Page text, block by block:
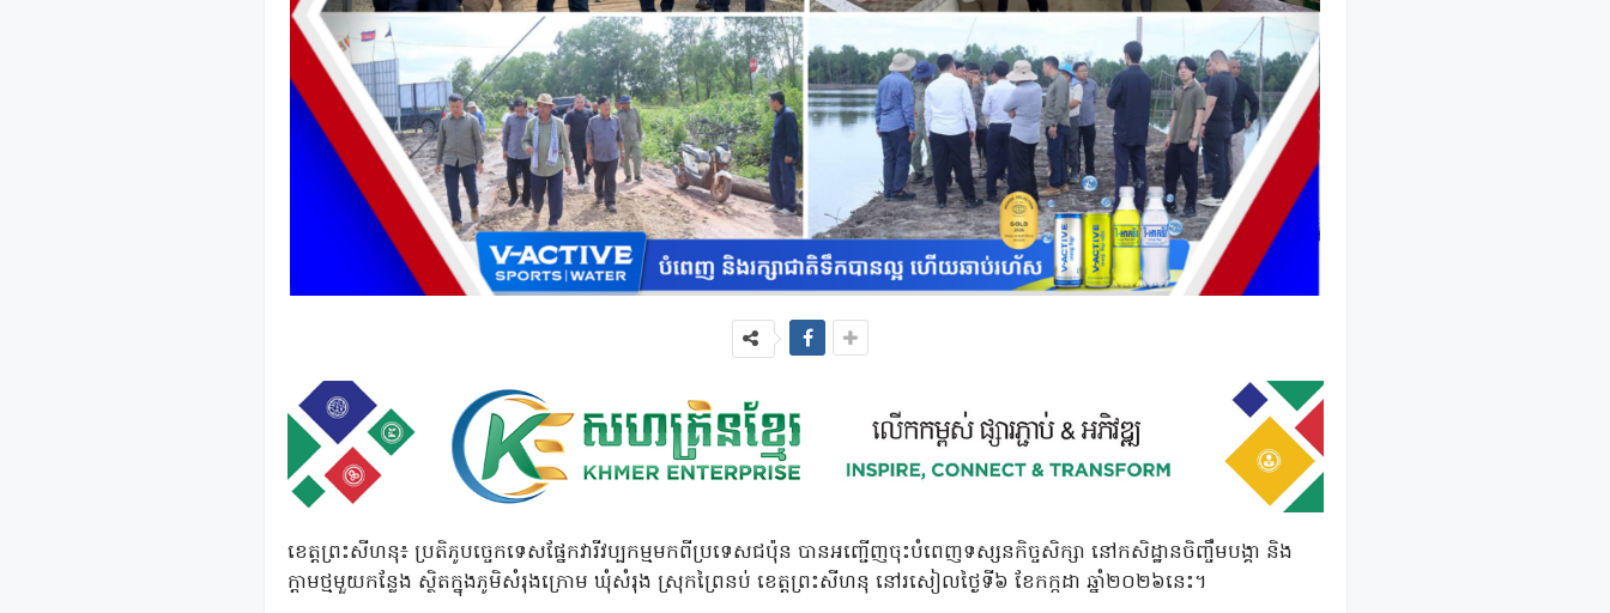
ខេត្តព្រះសីហនុ៖ ប្រតិភូបច្ចេកទេសផ្នែកវារីវប្បកម្មមកពីប្រទេសជប៉ុន បានអញ្ជើញចុះបំពេញទស្សនកិច្ចសិក្សា នៅកសិដ្ឋានចិញ្ចឹមបង្គា និង
ក្តាមថ្មមួយកន្លែង ស្ថិតក្នុងភូមិសំរុងក្រោម ឃុំសំរុង ស្រុកព្រៃនប់ ខេត្តព្រះសីហនុ នៅរសៀលថ្ងៃទី៦ ខែកក្កដា ឆ្នាំ២០២៦នេះ។